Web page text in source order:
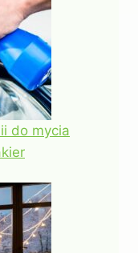
do mycia